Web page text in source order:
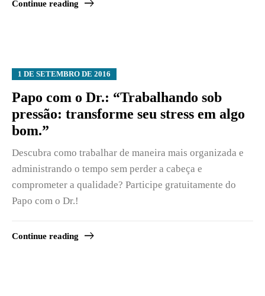
Continue reading
1 DE SETEMBRO DE 2016
Papo com o Dr.: “Trabalhando sob
pressão: transforme seu stress em algo
bom.”
Descubra como trabalhar de maneira mais organizada e
administrando o tempo sem perder a cabeça e
comprometer a qualidade? Participe gratuitamente do
Papo com o Dr.!
Continue reading